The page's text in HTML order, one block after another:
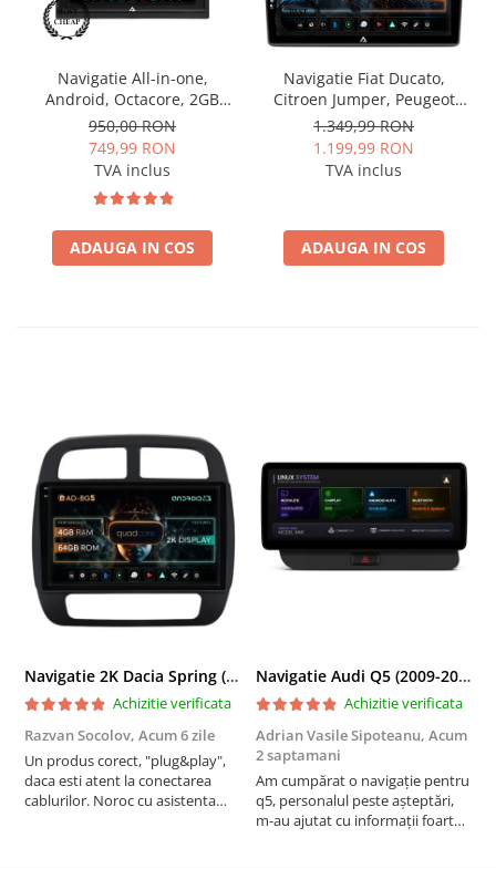
Navigatie All-in-one,
Android, Octacore, 2GB
RAM & 32GB ROM, 7 Inch -
AD-BGP1002
950,00 RON
749,99 RON
TVA inclus
ADAUGA IN COS
Navigatie Fiat Ducato,
Citroen Jumper, Peugeot
Boxer, Android, E-Octacore
/ 2GB RAM + 32GB ROM, 9
Inch - AD-BGE9002+AD-
BGRKIT355
1.349,99 RON
1.199,99 RON
TVA inclus
ADAUGA IN COS
Navigatie 2K Dacia Spring (2021- Prezent), Android, S-Quadcore / 4GB RAM + 64GB ROM, 9.5 Inch - AD-BGS90042K+AD-BGRKIT366V4s
Achizitie verificata
Razvan Socolov, Acum 6 zile
Un produs corect, "plug&play",
daca esti atent la conectarea
cablurilor. Noroc cu asistenta
Navigatie Audi Q5 (2009-2017), Linux OS & OEM, MMI 3G, CarPlay & Android Auto Wireless, MirrorLink, Camera AHD, 12.3 Inch - AD-BGAALNXH+AD-BGRKITQ5002
Achizitie verificata
Adrian Vasile Sipoteanu, Acum
2 saptamani
Am cumpărat o navigație pentru
q5, personalul peste așteptări,
m-au ajutat cu informații foarte